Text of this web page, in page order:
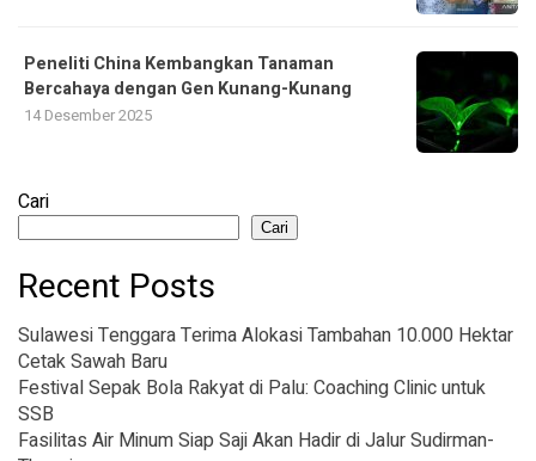
Peneliti China Kembangkan Tanaman
Bercahaya dengan Gen Kunang-Kunang
14 Desember 2025
Cari
Cari
Recent Posts
Sulawesi Tenggara Terima Alokasi Tambahan 10.000 Hektar
Cetak Sawah Baru
Festival Sepak Bola Rakyat di Palu: Coaching Clinic untuk
SSB
Fasilitas Air Minum Siap Saji Akan Hadir di Jalur Sudirman-